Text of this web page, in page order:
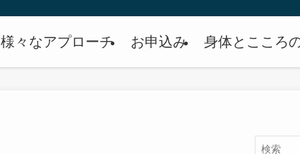
様々なアプローチ お申込み 身体とこころ